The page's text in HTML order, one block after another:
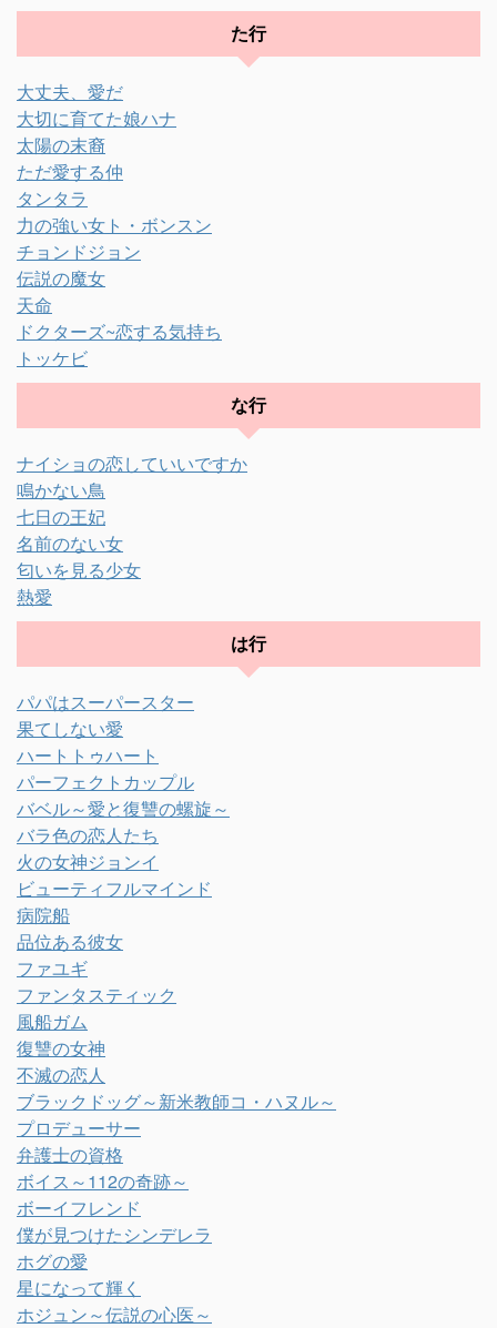
た行
大丈夫、愛だ
大切に育てた娘ハナ
太陽の末裔
ただ愛する仲
タンタラ
力の強い女ト・ボンスン
チョンドジョン
伝説の魔女
天命
ドクターズ~恋する気持ち
トッケビ
な行
ナイショの恋していいですか
鳴かない鳥
七日の王妃
名前のない女
匂いを見る少女
熱愛
は行
パパはスーパースター
果てしない愛
ハートトゥハート
パーフェクトカップル
バベル～愛と復讐の螺旋～
バラ色の恋人たち
火の女神ジョンイ
ビューティフルマインド
病院船
品位ある彼女
ファユギ
ファンタスティック
風船ガム
復讐の女神
不滅の恋人
ブラックドッグ～新米教師コ・ハヌル～
プロデューサー
弁護士の資格
ボイス～112の奇跡～
ボーイフレンド
僕が見つけたシンデレラ
ホグの愛
星になって輝く
ホジュン～伝説の心医～